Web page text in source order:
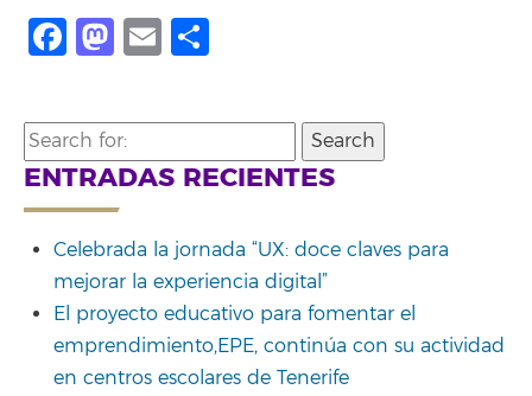
Facebook
Mastodon
Email
Search
for:
ENTRADAS RECIENTES
Celebrada la jornada “UX: doce claves para
mejorar la experiencia digital”
El proyecto educativo para fomentar el
emprendimiento,EPE, continúa con su actividad
en centros escolares de Tenerife